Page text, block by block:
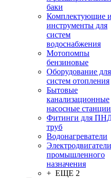
баки
Комплектующие и
инструменты для
систем
водоснабжения
Мотопомпы
бензиновые
Оборудование для
систем отопления
Бытовые
канализационные
насосные станции
Фитинги для
труб
Водонагреватели
Электродвигатели
промышленного
назначения
+ ЕЩЕ 2